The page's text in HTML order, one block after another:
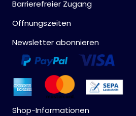
Barrierefreier Zugang
Öffnungszeiten
Newsletter abonnieren
Shop-Informationen